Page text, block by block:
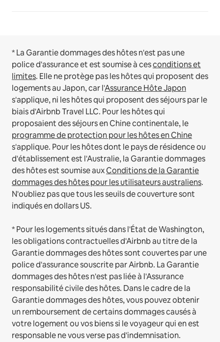
* La Garantie dommages des hôtes n'est pas une
police d'assurance et est soumise à cesconditions et
limites. Elle ne protège pas les hôtes qui proposent des
logements au Japon, car l'Assurance Hôte Japon
s'applique, ni les hôtes qui proposent des séjours par le
biais d'Airbnb Travel LLC. Pour les hôtes qui
proposaient des séjours en Chine continentale, le
programme de protection pour les hôtes en Chine
s'applique. Pour les hôtes dont le pays de résidence ou
d'établissement est l'Australie, la Garantie dommages
des hôtes est soumise auxConditions de la Garantie
dommages des hôtes pour les utilisateurs australiens.
N'oubliez pas que tous les seuils de couverture sont
indiqués en dollars US.
* Pour les logements situés dans l'État de Washington,
les obligations contractuelles d'Airbnb au titre de la
Garantie dommages des hôtes sont couvertes par une
police d'assurance souscrite par Airbnb. La Garantie
dommages des hôtes n'est pas liée à l'Assurance
responsabilité civile des hôtes. Dans le cadre de la
Garantie dommages des hôtes, vous pouvez obtenir
un remboursement de certains dommages causés à
votre logement ou vos biens si le voyageur qui en est
responsable ne vous verse pas d'indemnisation.